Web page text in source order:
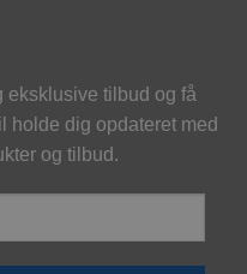
eksklusive tilbud og få
holde dig opdateret med
og tilbud.